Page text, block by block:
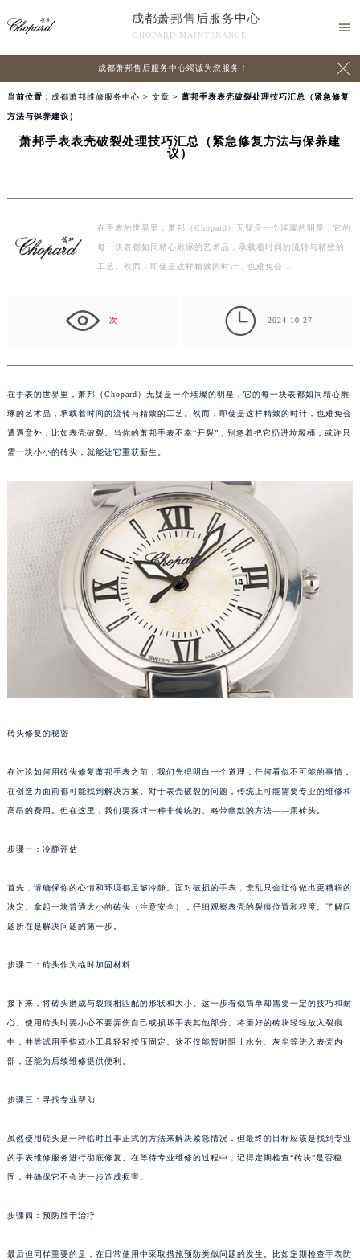
成都萧邦售后服务中心
CHOPARD MAINTENANCE

成都萧邦售后服务中心竭诚为您服务！ 
当前位置： 成都萧邦维修服务中心 > 文章 > 萧邦手表表壳破裂处理技巧汇总（紧急修复
方法与保养建议）
萧邦手表表壳破裂处理技巧汇总（紧急修复方法与保养建
议）
在手表的世界里，萧邦（Chopard）无疑是一个璀璨的明星，它的
每一块表都如同精心雕琢的艺术品，承载着时间的流转与精致的
工艺。然而，即使是这样精致的时计，也难免会…
次  2024-10-27
在手表的世界里，萧邦（Chopard）无疑是一个璀璨的明星，它的每一块表都如同精心雕
琢的艺术品，承载着时间的流转与精致的工艺。然而，即使是这样精致的时计，也难免会
遭遇意外，比如表壳破裂。当你的萧邦手表不幸“开裂”，别急着把它扔进垃圾桶，或许只
需一块小小的砖头，就能让它重获新生。
砖头修复的秘密
在讨论如何用砖头修复萧邦手表之前，我们先得明白一个道理：任何看似不可能的事情，
在创造力面前都可能找到解决方案。对于表壳破裂的问题，传统上可能需要专业的维修和
高昂的费用。但在这里，我们要探讨一种非传统的、略带幽默的方法——用砖头。
步骤一：冷静评估
首先，请确保你的心情和环境都足够冷静。面对破损的手表，慌乱只会让你做出更糟糕的
决定。拿起一块普通大小的砖头（注意安全），仔细观察表壳的裂痕位置和程度。了解问
题所在是解决问题的第一步。
步骤二：砖头作为临时加固材料
接下来，将砖头磨成与裂痕相匹配的形状和大小。这一步看似简单却需要一定的技巧和耐
心。使用砖头时要小心不要弄伤自己或损坏手表其他部分。将磨好的砖块轻轻放入裂痕
中，并尝试用手指或小工具轻轻按压固定。这不仅能暂时阻止水分、灰尘等进入表壳内
部，还能为后续维修提供便利。
步骤三：寻找专业帮助
虽然使用砖头是一种临时且非正式的方法来解决紧急情况，但最终的目标应该是找到专业
的手表维修服务进行彻底修复。在等待专业维修的过程中，记得定期检查“砖块”是否稳
固，并确保它不会进一步造成损害。
步骤四：预防胜于治疗
最后但同样重要的是，在日常使用中采取措施预防类似问题的发生。比如定期检查手表防